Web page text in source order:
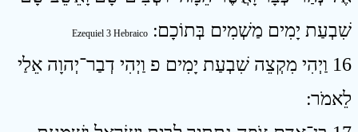
שִׁבְעַת יָמִים מַשְׁמִים בְּתוֹכָם ׃ Ezequiel 3 Hebraico
16 וַיְהִי מִקְצֵה שִׁבְעַת יָמִים פ וַיְהִי דְבַר־יְהוָה אֵלַי
לֵאמֹר ׃